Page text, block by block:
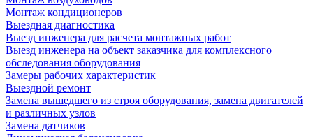
Монтаж кондиционеров
Выездная диагностика
Выезд инженера для расчета монтажных работ
Выезд инженера на объект заказчика для комплексного
обследования оборудования
Замеры рабочих характеристик
Выездной ремонт
Замена вышедшего из строя оборудования, замена двигателей
и различных узлов
Замена датчиков